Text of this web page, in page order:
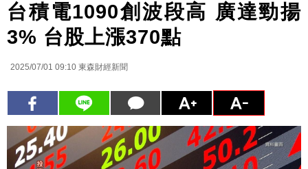
台積電1090創波段高 廣達勁揚
3% 台股上漲370點
2025/07/01 09:10 東森財經新聞